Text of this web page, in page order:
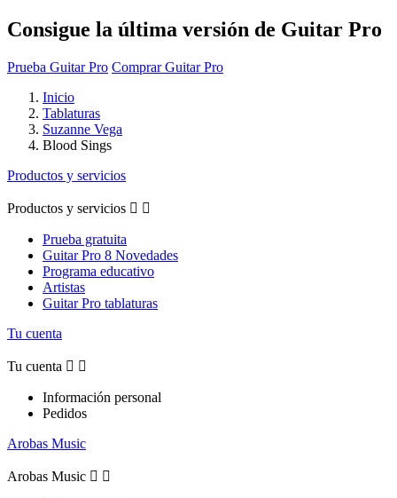
Consigue la última versión de Guitar Pro
Prueba Guitar Pro Comprar Guitar Pro
Inicio
Tablaturas
Suzanne Vega
Blood Sings
Productos y servicios
Productos y servicios  
Prueba gratuita
Guitar Pro 8 Novedades
Programa educativo
Artistas
Guitar Pro tablaturas
Tu cuenta
Tu cuenta  
Información personal
Pedidos
Arobas Music
Arobas Music  